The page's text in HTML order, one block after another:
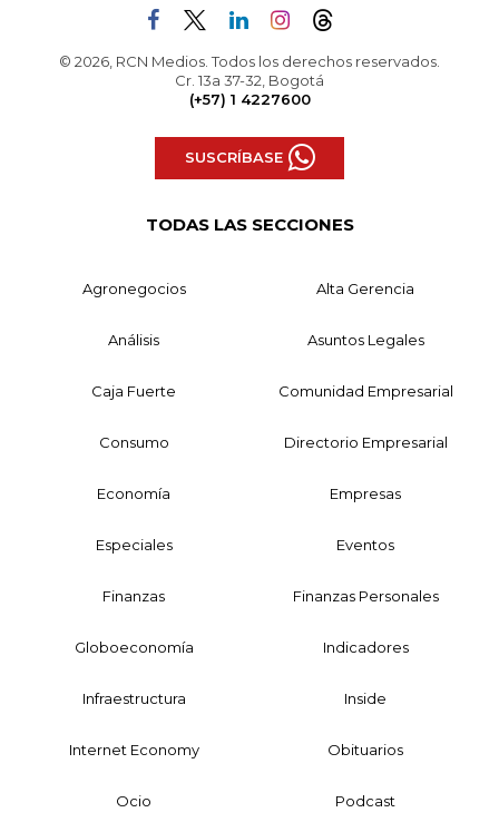
© 2026, RCN Medios. Todos los derechos reservados.
Cr. 13a 37-32, Bogotá
(+57) 1 4227600
SUSCRÍBASE
TODAS LAS SECCIONES
Agronegocios Alta Gerencia
Análisis Asuntos Legales
Caja Fuerte Comunidad Empresarial
Consumo Directorio Empresarial
Economía Empresas
Especiales Eventos
Finanzas Finanzas Personales
Globoeconomía Indicadores
Infraestructura Inside
Internet Economy Obituarios
Ocio Podcast